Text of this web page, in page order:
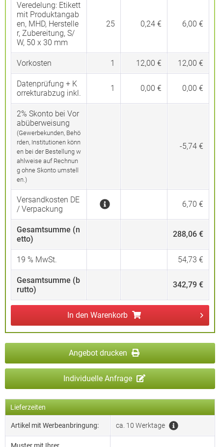
Veredelung: Etikett
mit Produktangab
en, MHD, Herstelle
r, Zubereitung, S/
W, 50 x 30 mm
25 0,24 € 6,00 €
Vorkosten 1 12,00 € 12,00 €
Datenprüfung + K
orrekturabzug inkl.
1 0,00 € 0,00 €
2% Skonto bei Vor
abüberweisung
(Gewerbekunden, Behö
rden, Institutionen könn
en bei der Bestellung w
ahlweise auf Rechnun
g ohne Skonto umstell
en.)
-5,74 €
Versandkosten DE
/ Verpackung
6,70 €
Gesamtsumme (n
etto)
288,06 €
19 % MwSt. 54,73 €
Gesamtsumme (b
rutto)
342,79 €
In den Warenkorb
Angebot drucken
Individuelle Anfrage
Lieferzeiten
Artikel mit Werbeanbringung: ca. 10 Werktage